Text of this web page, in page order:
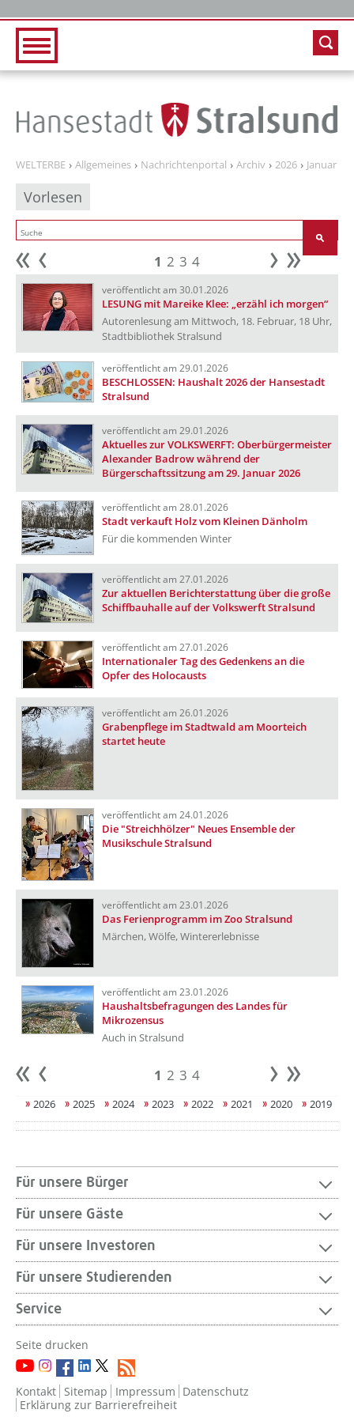
WELTERBE Allgemeines Nachrichtenportal Archiv 2026 Januar
Vorlesen
Anfang 1 2 3 4 weiter
veröffentlicht am 30.01.2026
LESUNG mit Mareike Klee: „erzähl ich morgen“
Autorenlesung am Mittwoch, 18. Februar, 18 Uhr,
Stadtbibliothek Stralsund
veröffentlicht am 29.01.2026
BESCHLOSSEN: Haushalt 2026 der Hansestadt
Stralsund
veröffentlicht am 29.01.2026
Aktuelles zur VOLKSWERFT: Oberbürgermeister
Alexander Badrow während der
Bürgerschaftssitzung am 29. Januar 2026
veröffentlicht am 28.01.2026
Stadt verkauft Holz vom Kleinen Dänholm
Für die kommenden Winter
veröffentlicht am 27.01.2026
Zur aktuellen Berichterstattung über die große
Schiffbauhalle auf der Volkswerft Stralsund
veröffentlicht am 27.01.2026
Internationaler Tag des Gedenkens an die
Opfer des Holocausts
veröffentlicht am 26.01.2026
Grabenpflege im Stadtwald am Moorteich
startet heute
veröffentlicht am 24.01.2026
Die "Streichhölzer" Neues Ensemble der
Musikschule Stralsund
veröffentlicht am 23.01.2026
Das Ferienprogramm im Zoo Stralsund
Märchen, Wölfe, Wintererlebnisse
veröffentlicht am 23.01.2026
Haushaltsbefragungen des Landes für
Mikrozensus
Auch in Stralsund
Anfang 1 2 3 4 weiter
2026 2025 2024 2023 2022 2021 2020 2019
Für unsere Bürger
Für unsere Gäste
Für unsere Investoren
Für unsere Studierenden
Service
Seite drucken
Kontakt Sitemap Impressum Datenschutz
Erklärung zur Barrierefreiheit